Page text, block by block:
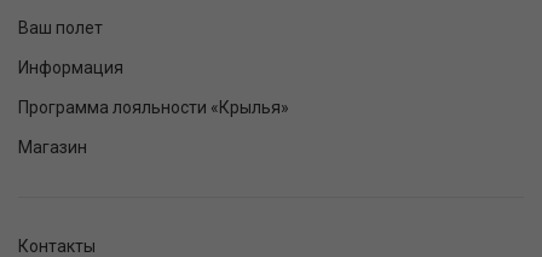
Ваш полет
Информация
Программа лояльности «Крылья»
Магазин
Контакты